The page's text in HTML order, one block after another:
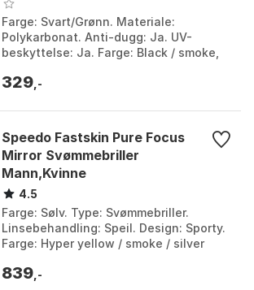
Farge: Svart/Grønn. Materiale:
Polykarbonat. Anti-dugg: Ja. UV-
beskyttelse: Ja. Farge: Black / smoke,
329 ,-
Speedo Fastskin Pure Focus
Mirror Svømmebriller
Mann,Kvinne
4.5
Farge: Sølv. Type: Svømmebriller.
Linsebehandling: Speil. Design: Sporty.
Farge: Hyper yellow / smoke / silver
839 ,-